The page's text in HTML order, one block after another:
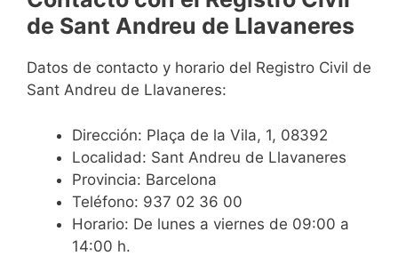
de Sant Andreu de Llavaneres
Datos de contacto y horario del Registro Civil de
Sant Andreu de Llavaneres:
Dirección: Plaça de la Vila, 1, 08392
Localidad: Sant Andreu de Llavaneres
Provincia: Barcelona
Teléfono: 937 02 36 00
Horario: De lunes a viernes de 09:00 a
14:00 h.